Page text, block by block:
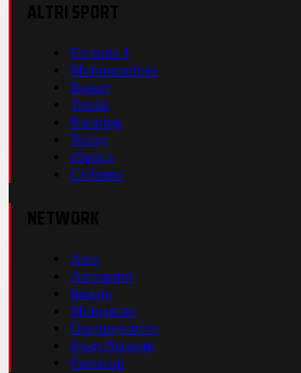
Formula 1
Motomondiale
Basket
Tennis
Running
Volley
eSports
Ciclismo
Auto
Autosprint
Inmoto
Motosprint
Guerinsportivo
Sport Network
Fantacup